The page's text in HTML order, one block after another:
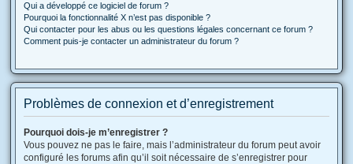
Qui a développé ce logiciel de forum ?
Pourquoi la fonctionnalité X n’est pas disponible ?
Qui contacter pour les abus ou les questions légales concernant ce forum ?
Comment puis-je contacter un administrateur du forum ?
Problèmes de connexion et d’enregistrement
Pourquoi dois-je m’enregistrer ?
Vous pouvez ne pas le faire, mais l’administrateur du forum peut avoir
configuré les forums afin qu’il soit nécessaire de s’enregistrer pour